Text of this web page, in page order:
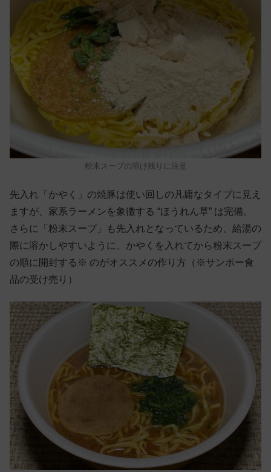
粉末スープの溶け残りに注意
先入れ「かやく」の焼豚は使い回しの凡庸なタイプに見え
ますが、家系ラーメンを象徴する “ほうれん草” は完備。
さらに「粉末スープ」も先入れとなっているため、給湯の
際に溶かしやすいように、かやくを入れてから粉末スープ
の順に開封する※ のがオススメの作り方（※サンポー食
品の受け売り）